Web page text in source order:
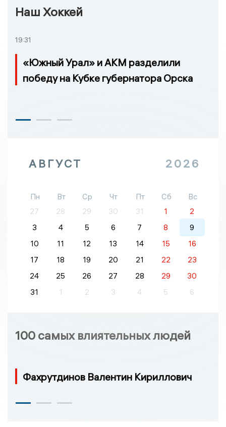
Наш Хоккей
19:31
«Южный Урал» и АКМ разделили
победу на Кубке губернатора Орска
АВГУСТ 2026
Пн Вт Ср Чт Пт Сб
Вс
27
28 29 30 31 1
2
3
4 5 6 7 8
9
10
11 12 13 14 15
16
17
18 19 20 21 22
23
24
25 26 27 28 29
30
31
1 2 3 4 5 6
100 самых влиятельных людей
Фахрутдинов Валентин Кириллович